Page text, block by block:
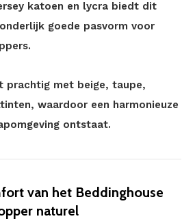
katoen en lycra biedt dit
goede pasvorm voor
prachtig met beige, taupe,
waardoor een harmonieuze
ontstaat.
van het Beddinghouse
naturel